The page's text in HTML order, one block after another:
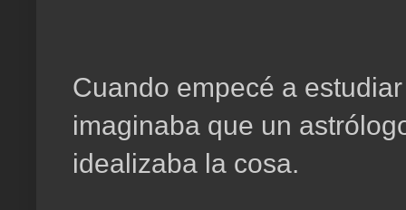
Cuando empecé a
imaginaba que un
idealizaba la cosa.